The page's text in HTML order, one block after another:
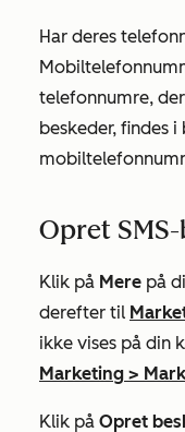
Har deres
telefonnumre,
beskeder, findes
Opret
Klik på Mere på
derefter til
ikke vises på din
Marketing >
Klik på Opret